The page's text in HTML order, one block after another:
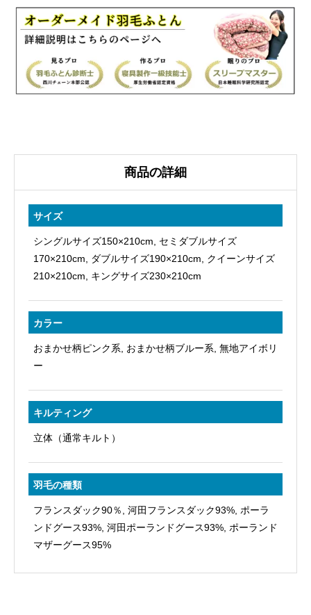
毛
肌
ふ
と
③
生
地
80
サ
グ
キ
ン
個
商品の詳細
サイズ
シングルサイズ150×210cm, セミダブルサイズ
170×210cm, ダブルサイズ190×210cm, クイーンサイズ
210×210cm, キングサイズ230×210cm
カラー
おまかせ柄ピンク系, おまかせ柄ブルー系, 無地アイボリ
ー
キルティング
立体（通常キルト）
羽毛の種類
フランスダック90％, 河田フランスダック93%, ポーラ
ンドグース93%, 河田ポーランドグース93%, ポーランド
マザーグース95%